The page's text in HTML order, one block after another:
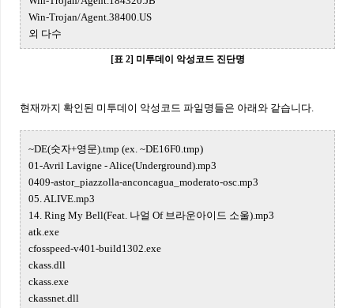
Win-Trojan/Agent.38400.US
외 다수
[표 2] 미투데이 악성코드 진단명
현재까지 확인된 미투데이 악성코드 파일명들은 아래와 같습니다.
~DE(숫자+영문).tmp (ex. ~DE16F0.tmp)
01-Avril Lavigne - Alice(Underground).mp3
0409-astor_piazzolla-anconcagua_moderato-osc.mp3
05. ALIVE.mp3
14. Ring My Bell(Feat. 나얼 Of 브라운아이드 소울).mp3
atk.exe
cfosspeed-v401-build1302.exe
ckass.dll
ckass.exe
ckassnet.dll